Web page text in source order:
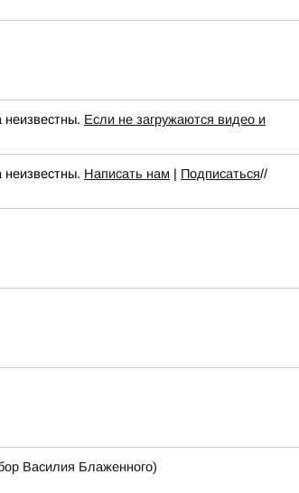
неизвестны. Если не загружаются видео и
неизвестны. Написать нам | Подписаться//
Василия Блаженного)